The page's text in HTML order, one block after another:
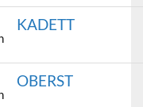
KADETT
OBERST